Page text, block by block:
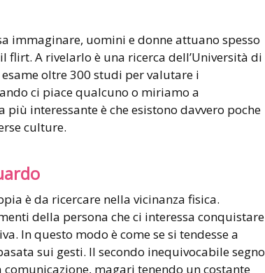
immaginare, uomini e donne attuano spesso
A rivelarlo è una ricerca dell’Università di
oltre 300 studi per valutare i
ci piace qualcuno o miriamo a
interessante è che esistono davvero poche
culture.
è da ricercare nella vicinanza fisica.
della persona che ci interessa conquistare
In questo modo è come se si tendesse a
sui gesti. Il secondo inequivocabile segno
magari tenendo un costante